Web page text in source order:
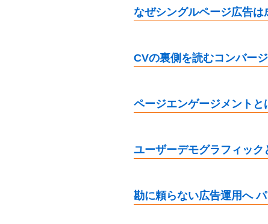
なぜシングルページ広告
CVの裏側を読むコンバー
ページエンゲージメントと
ユーザーデモグラフィッ
勘に頼らない広告運用へ